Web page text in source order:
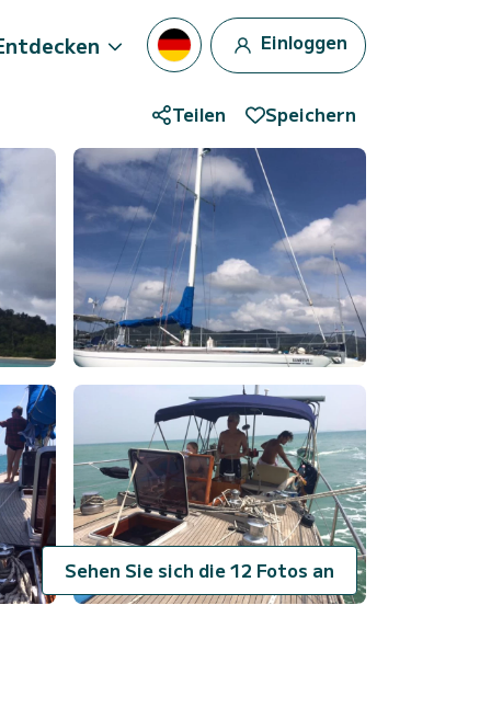
Einloggen
Teilen Speichern
Sehen Sie sich die 12 Fotos an